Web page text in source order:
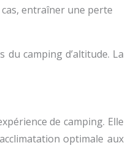
entraîner une perte
camping d’altitude. La
de camping. Elle
optimale aux